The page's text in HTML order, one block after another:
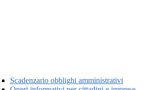
Scadenzario obblighi amministrativi